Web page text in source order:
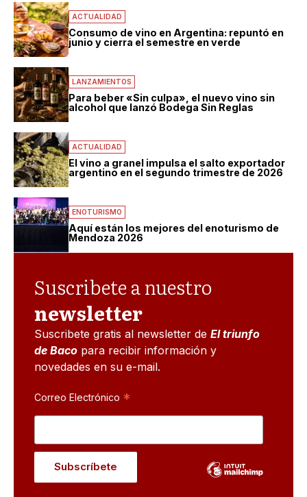
ACTUALIDAD
Consumo de vino en Argentina: repuntó en
junio y cierra el semestre en verde
LANZAMIENTOS
Para beber «Sin culpa», el nuevo vino sin
alcohol que lanzó Bodega Sin Reglas
ACTUALIDAD
El vino a granel impulsa el salto exportador
argentino en el segundo trimestre de 2026
ENOTURISMO
Aquí están los mejores del enoturismo de
Mendoza 2026
Suscribete a nuestro
newsletter
Suscribete gratis al newsletter de El triunfo
de Baco para recibir información y
novedades en su e-mail.
Correo Electrónico *